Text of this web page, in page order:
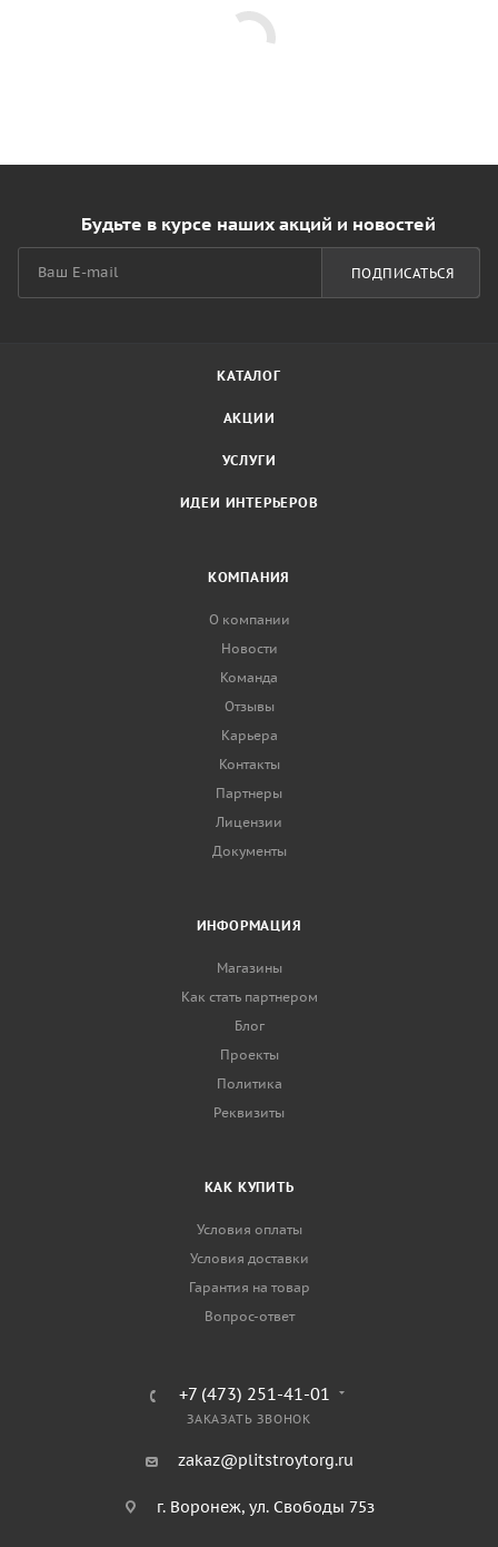
Будьте в курсе наших акций и новостей
ПОДПИСАТЬСЯ
КАТАЛОГ
АКЦИИ
УСЛУГИ
ИДЕИ ИНТЕРЬЕРОВ
КОМПАНИЯ
О компании
Новости
Команда
Отзывы
Карьера
Контакты
Партнеры
Лицензии
Документы
ИНФОРМАЦИЯ
Магазины
Как стать партнером
Блог
Проекты
Политика
Реквизиты
КАК КУПИТЬ
Условия оплаты
Условия доставки
Гарантия на товар
Вопрос-ответ
+7 (473) 251-41-01
ЗАКАЗАТЬ ЗВОНОК
zakaz@plitstroytorg.ru
г. Воронеж, ул. Свободы 75з